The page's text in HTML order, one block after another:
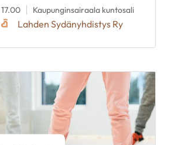
17.00 Kaupunginsairaala kuntosali
Lahden Sydänyhdistys Ry